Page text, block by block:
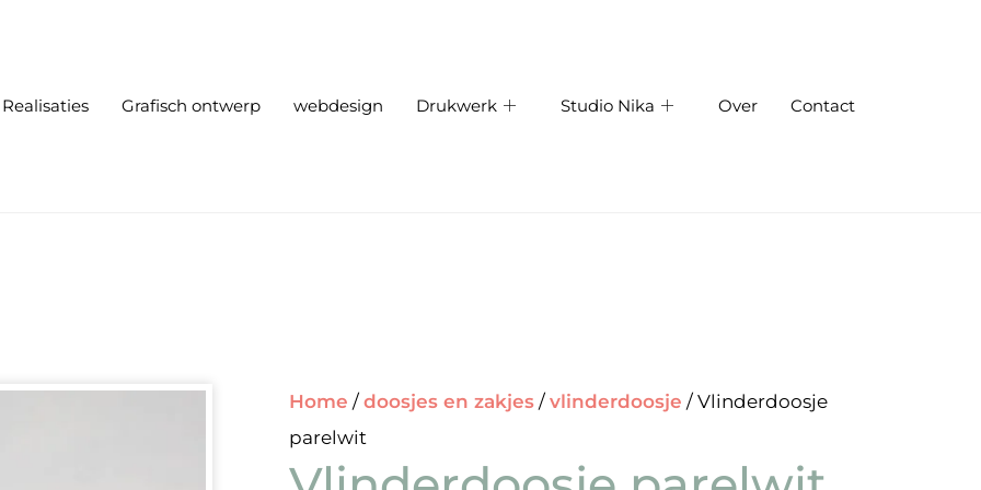
Realisaties Grafisch ontwerp webdesign Drukwerk Studio Nika Over Contact
Home / doosjes en zakjes / vlinderdoosje / Vlinderdoosje
parelwit